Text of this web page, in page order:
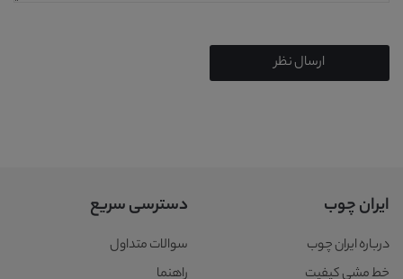
ارسال نظر
ایران چوب
درباره ایران چوب
خط مشی کیفیت
دسترسی سریع
سوالات متداول
راهنما